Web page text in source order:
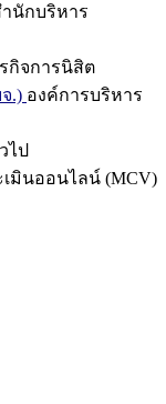
นักบริหาร
กิจการนิสิต
.) องค์การบริหาร
ไป
เมินออนไลน์ (MCV)